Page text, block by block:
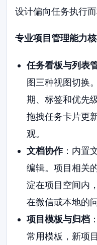
设计偏向任务执行
专业项目管理能力
任务看板与列表
图三种视图切换
期、标签和优先
拖拽任务卡片更
观。
文档协作：内置
编辑。项目相关
淀在项目空间内
在微信或本地的问
项目模板与归档
常用模板，新项